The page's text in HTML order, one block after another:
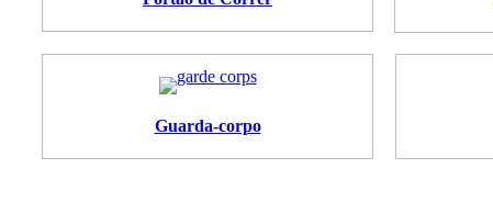
Guarda-corpo